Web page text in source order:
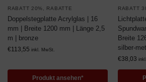
RABATT 20% RABATTE
Doppelstegplatte Acrylglas | 16
mm | Breite 1200 mm | Länge 2,5
m | bronze
€113,55 inkl. MwSt.
Produkt ansehen*
RABATT
Breite
silber-
€38,03